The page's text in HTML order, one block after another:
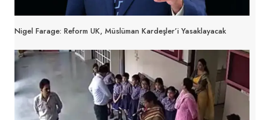
Nigel Farage: Reform UK, Müslüman Kardeşler’i Yasaklayacak